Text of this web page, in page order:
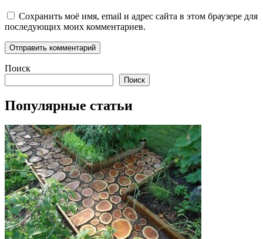
Сохранить моё имя, email и адрес сайта в этом браузере для
последующих моих комментариев.
Поиск
Поиск
Популярные статьи